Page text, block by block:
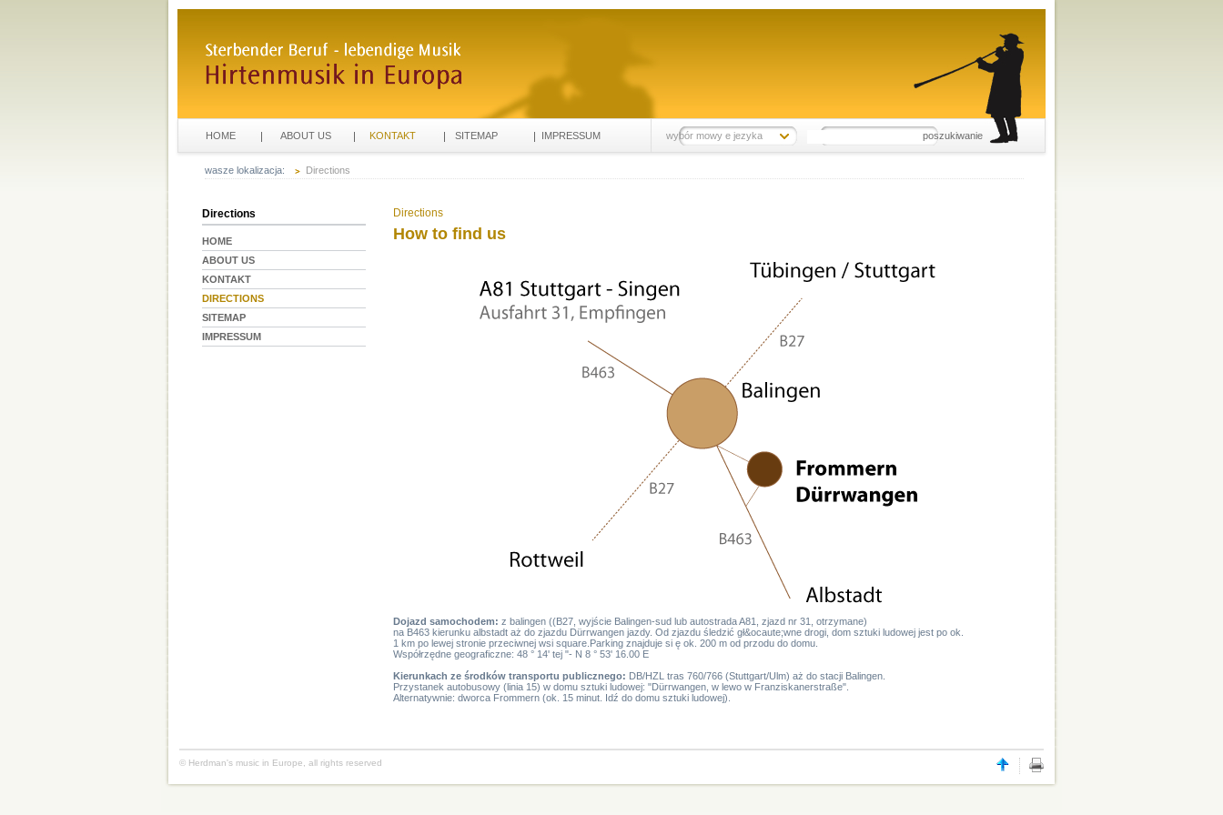
HOME ABOUT US KONTAKT SITEMAP IMPRESSUM wybór mowy e jezyka poszukiwanie
wasze lokalizacja: Directions
Directions
HOME
ABOUT US
KONTAKT
DIRECTIONS
SITEMAP
IMPRESSUM
Directions
How to find us
Dojazd samochodem: z balingen ((B27, wyjście Balingen-sud lub autostrada A81, zjazd nr 31, otrzymane)
na B463 kierunku albstadt aż do zjazdu Dürrwangen jazdy. Od zjazdu śledzić gł&ocaute;wne drogi, dom sztuki ludowej jest po ok.
1 km po lewej stronie przeciwnej wsi square.Parking znajduje si ę ok. 200 m od przodu do domu.
Współrzędne geograficzne: 48 ° 14' tej "- N 8 ° 53' 16.00 E
Kierunkach ze środków transportu publicznego: DB/HZL tras 760/766 (Stuttgart/Ulm) aż do stacji Balingen.
Przystanek autobusowy (linia 15) w domu sztuki ludowej: "Dürrwangen, w lewo w Franziskanerstraße".
Alternatywnie: dworca Frommern (ok. 15 minut. Idź do domu sztuki ludowej).
© Herdman's music in Europe, all rights reserved